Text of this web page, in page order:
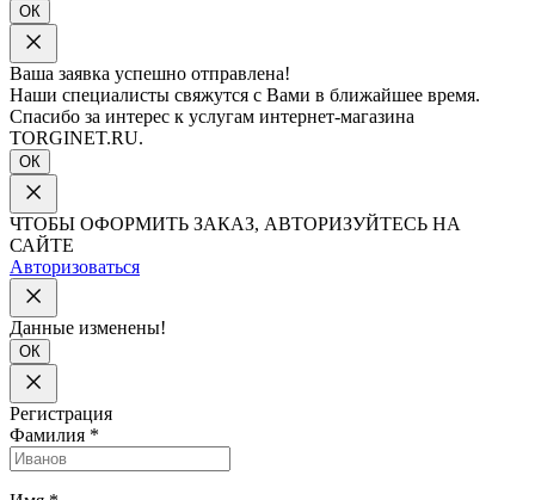
ОК
Ваша заявка успешно отправлена!
Наши специалисты свяжутся с Вами в ближайшее время.
Спасибо за интерес к услугам интернет-магазина
TORGINET.RU.
ОК
ЧТОБЫ ОФОРМИТЬ ЗАКАЗ, АВТОРИЗУЙТЕСЬ НА
САЙТЕ
Авторизоваться
Данные изменены!
ОК
Регистрация
Фамилия *